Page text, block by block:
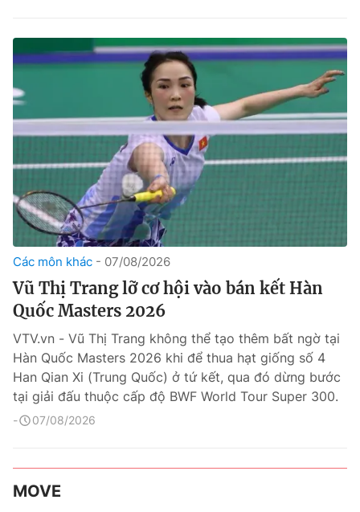
Các môn khác 07/08/2026
Vũ Thị Trang lỡ cơ hội vào bán kết Hàn
Quốc Masters 2026
VTV.vn - Vũ Thị Trang không thể tạo thêm bất ngờ tại
Hàn Quốc Masters 2026 khi để thua hạt giống số 4
Han Qian Xi (Trung Quốc) ở tứ kết, qua đó dừng bước
tại giải đấu thuộc cấp độ BWF World Tour Super 300.
07/08/2026
MOVE